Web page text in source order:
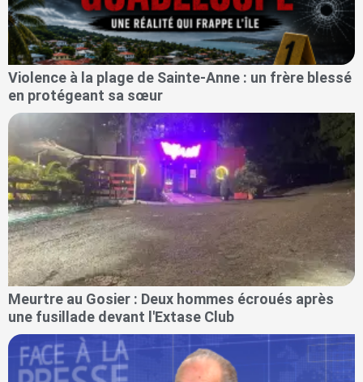
Violence à la plage de Sainte-Anne : un frère blessé
en protégeant sa sœur
Meurtre au Gosier : Deux hommes écroués après
une fusillade devant l'Extase Club